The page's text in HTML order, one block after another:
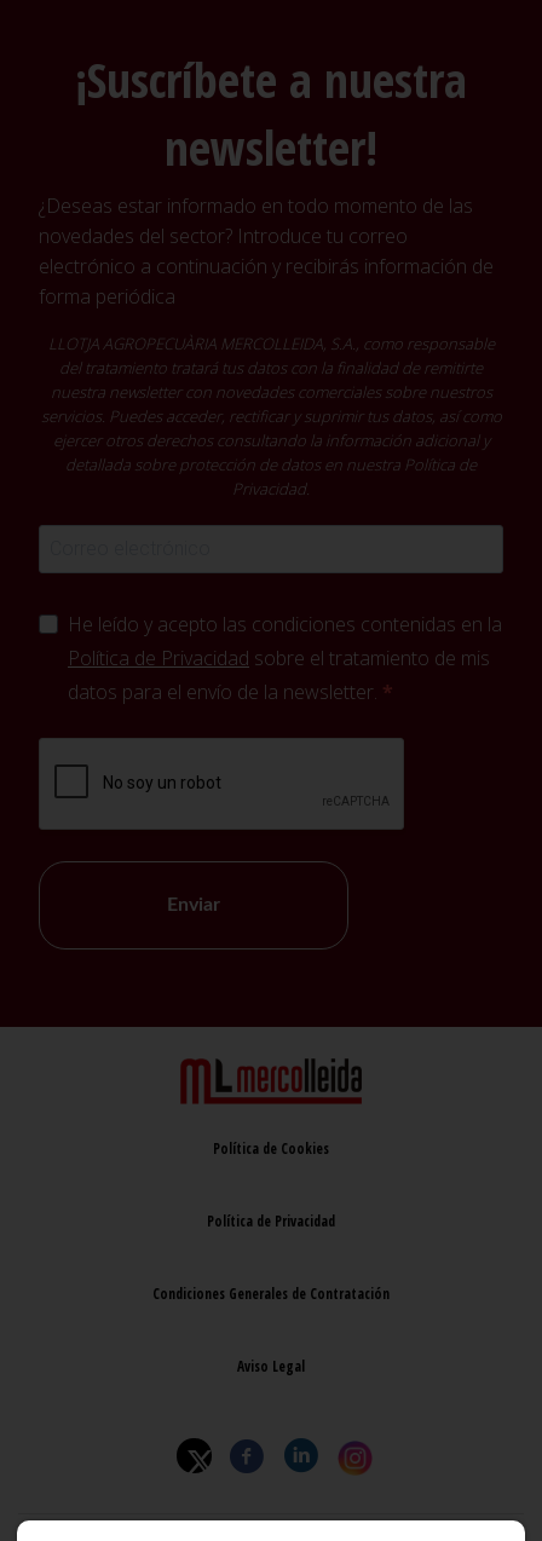
¡Suscríbete a nuestra
newsletter!
¿Deseas estar informado en todo momento de las
novedades del sector? Introduce tu correo
electrónico a continuación y recibirás información de
forma periódica
LLOTJA AGROPECUÀRIA MERCOLLEIDA, S.A., como responsable
del tratamiento tratará tus datos con la finalidad de remitirte
nuestra newsletter con novedades comerciales sobre nuestros
servicios. Puedes acceder, rectificar y suprimir tus datos, así como
ejercer otros derechos consultando la información adicional y
detallada sobre protección de datos en nuestra Política de
Privacidad.
He leído y acepto las condiciones contenidas en la
Política de Privacidad sobre el tratamiento de mis
datos para el envío de la newsletter.
Enviar
Política de Cookies
Política de Privacidad
Condiciones Generales de Contratación
Aviso Legal